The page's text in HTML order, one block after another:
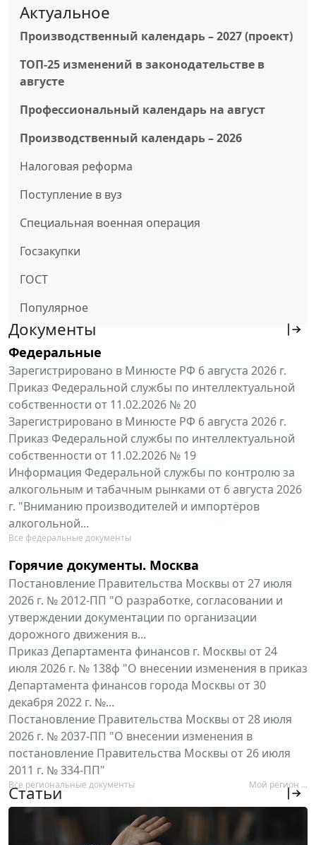
Актуальное
Производственный календарь – 2027 (проект)
ТОП-25 изменений в законодательстве в
августе
Профессиональный календарь на август
Производственный календарь – 2026
Налоговая реформа
Поступление в вуз
Специальная военная операция
Госзакупки
ГОСТ
Популярное
Документы
Федеральные
Зарегистрировано в Минюсте РФ 6 августа 2026 г.
Приказ Федеральной службы по интеллектуальной
собственности от 11.02.2026 № 20
Зарегистрировано в Минюсте РФ 6 августа 2026 г.
Приказ Федеральной службы по интеллектуальной
собственности от 11.02.2026 № 19
Информация Федеральной службы по контролю за
алкогольным и табачным рынками от 6 августа 2026
г. "Вниманию производителей и импортёров
алкогольной...
Все федеральные документы
Горячие документы. Москва
Постановление Правительства Москвы от 27 июля
2026 г. № 2012-ПП "О разработке, согласовании и
утверждении документации по организации
дорожного движения в...
Приказ Департамента финансов г. Москвы от 24
июля 2026 г. № 138ф "О внесении изменения в приказ
Департамента финансов города Москвы от 30
декабря 2022 г. №...
Постановление Правительства Москвы от 28 июля
2026 г. № 2037-ПП "О внесении изменения в
постановление Правительства Москвы от 26 июля
2011 г. № 334-ПП"
Все региональные документы Мой регион ...
Статьи